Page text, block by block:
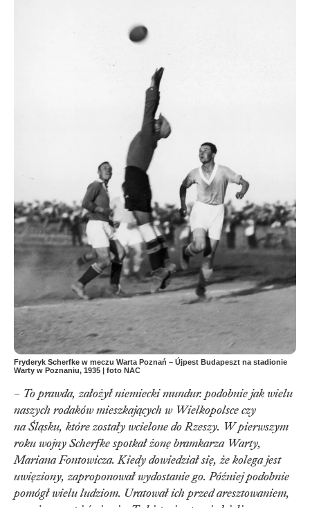
Fryderyk Scherfke w meczu Warta Poznań – Újpest Budapeszt na stadionie
Warty w Poznaniu, 1935 | foto NAC
– To prawda, założył niemiecki mundur. podobnie jak wielu
naszych rodaków mieszkających w Wielkopolsce czy
na Śląsku, które zostały wcielone do Rzeszy. W pierwszym
roku wojny Scherfke spotkał żonę bramkarza Warty,
Mariana Fontowicza. Kiedy dowiedział się, że kolega jest
uwięziony, zaproponował wydostanie go. Później podobnie
pomógł wielu ludziom. Uratował ich przed aresztowaniem,